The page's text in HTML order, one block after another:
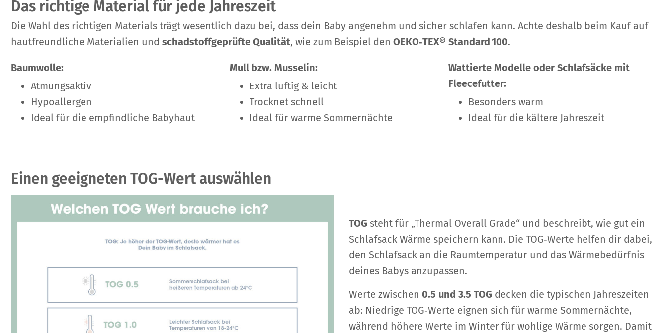
Das richtige Material für jede Jahreszeit
Die Wahl des richtigen Materials trägt wesentlich dazu bei, dass dein Baby angenehm und sicher schlafen kann. Achte deshalb beim Kauf auf
hautfreundliche Materialien und schadstoffgeprüfte Qualität, wie zum Beispiel den OEKO‑TEX® Standard 100.
Baumwolle:
Atmungsaktiv
Hypoallergen
Ideal für die empfindliche Babyhaut
Mull bzw. Musselin:
Extra luftig & leicht
Trocknet schnell
Ideal für warme Sommernächte
Wattierte Modelle oder Schlafsäcke mit
Fleecefutter:
Besonders warm
Ideal für die kältere Jahreszeit
Einen geeigneten TOG-Wert auswählen
TOG steht für „Thermal Overall Grade“ und beschreibt, wie gut ein
Schlafsack Wärme speichern kann. Die TOG‑Werte helfen dir dabei,
den Schlafsack an die Raumtemperatur und das Wärmebedürfnis
deines Babys anzupassen.
Werte zwischen 0.5 und 3.5 TOG decken die typischen Jahreszeiten
ab: Niedrige TOG‑Werte eignen sich für warme Sommernächte,
während höhere Werte im Winter für wohlige Wärme sorgen. Damit